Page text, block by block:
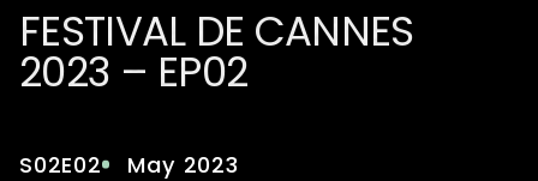
FESTIVAL DE CANNES
2023 – EP02
S02E02 May 2023